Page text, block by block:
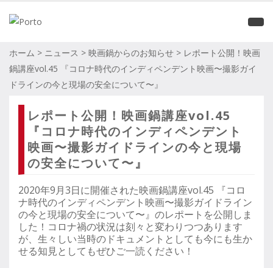
ホーム > ニュース > 映画鍋からのお知らせ > レポート公開！映画
鍋講座vol.45 『コロナ時代のインディペンデント映画〜撮影ガイ
ドラインの今と現場の安全について〜』
レポート公開！映画鍋講座vol.45
『コロナ時代のインディペンデント
映画〜撮影ガイドラインの今と現場
の安全について〜』
2020年9月3日に開催された映画鍋講座vol.45 『コロ
ナ時代のインディペンデント映画〜撮影ガイドライン
の今と現場の安全について〜』のレポートを公開しま
した！コロナ禍の状況は刻々と変わりつつあります
が、生々しい当時のドキュメントとしても今にも生か
せる知見としてもぜひご一読ください！